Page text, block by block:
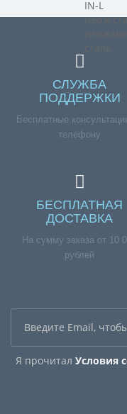
СЛУЖБА
ПОДДЕРЖКИ
Бесплатные
телефону
БЕСПЛАТНАЯ
ДОСТАВКА
На сумму заказа от 10
рублей
Я прочитал Условия